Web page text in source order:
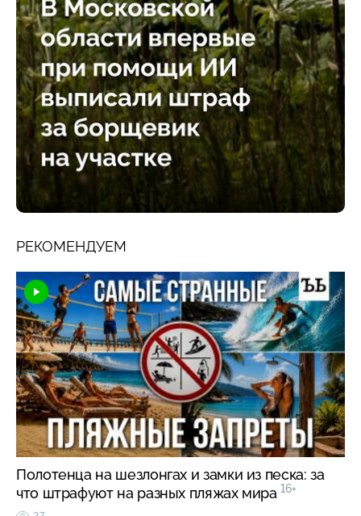
РЕКОМЕНДУЕМ
Полотенца на шезлонгах и замки из песка: за
что штрафуют на разных пляжах мира 16+